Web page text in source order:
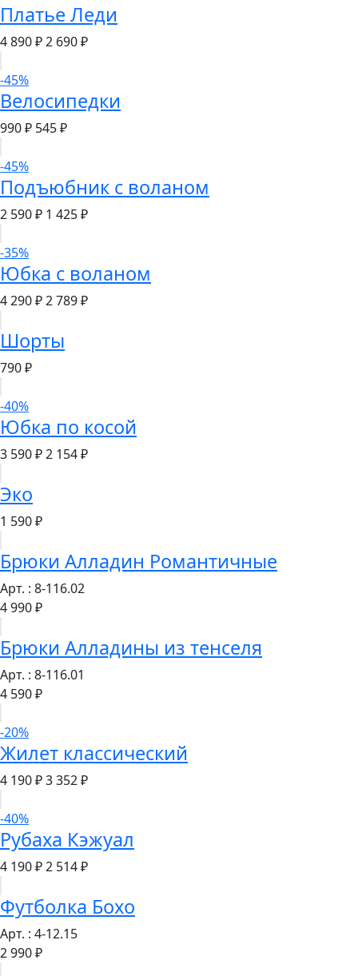
Платье Леди
4 890 ₽2 690 ₽
-45%
Велосипедки
990 ₽ 545 ₽
-45%
Подъюбник с воланом
2 590 ₽ 1 425 ₽
-35%
Юбка с воланом
4 290 ₽2 789 ₽
Шорты
790 ₽
-40%
Юбка по косой
3 590 ₽2 154 ₽
Эко
1 590 ₽
Брюки Алладин Романтичные
Арт. : 8-116.02
4 990 ₽
Брюки Алладины из тенселя
Арт. : 8-116.01
4 590 ₽
-20%
Жилет классический
4 190 ₽3 352 ₽
-40%
Рубаха Кэжуал
4 190 ₽2 514 ₽
Футболка Бохо
Арт. : 4-12.15
2 990 ₽